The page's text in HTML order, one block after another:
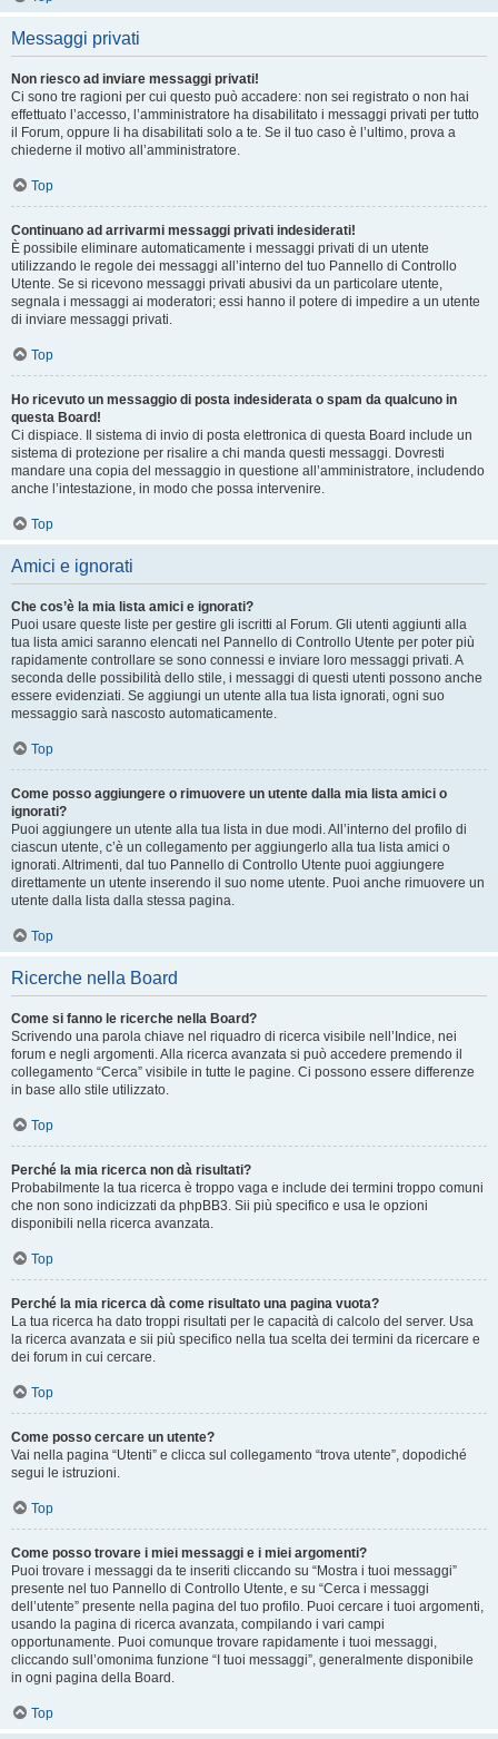
Messaggi privati
Non riesco ad inviare messaggi privati!
Ci sono tre ragioni per cui questo può accadere: non sei registrato o non hai
effettuato l’accesso, l’amministratore ha disabilitato i messaggi privati per tutto
il Forum, oppure li ha disabilitati solo a te. Se il tuo caso è l’ultimo, prova a
chiederne il motivo all’amministratore.
Top
Continuano ad arrivarmi messaggi privati indesiderati!
È possibile eliminare automaticamente i messaggi privati ​​di un utente
utilizzando le regole dei messaggi all’interno del tuo Pannello di Controllo
Utente. Se si ricevono messaggi privati ​​abusivi da un particolare utente,
segnala i messaggi ai moderatori; essi hanno il potere di impedire a un utente
di inviare messaggi privati​​.
Top
Ho ricevuto un messaggio di posta indesiderata o spam da qualcuno in
questa Board!
Ci dispiace. Il sistema di invio di posta elettronica di questa Board include un
sistema di protezione per risalire a chi manda questi messaggi. Dovresti
mandare una copia del messaggio in questione all’amministratore, includendo
anche l’intestazione, in modo che possa intervenire.
Top
Amici e ignorati
Che cos’è la mia lista amici e ignorati?
Puoi usare queste liste per gestire gli iscritti al Forum. Gli utenti aggiunti alla
tua lista amici saranno elencati nel Pannello di Controllo Utente per poter più
rapidamente controllare se sono connessi e inviare loro messaggi privati. A
seconda delle possibilità dello stile, i messaggi di questi utenti possono anche
essere evidenziati. Se aggiungi un utente alla tua lista ignorati, ogni suo
messaggio sarà nascosto automaticamente.
Top
Come posso aggiungere o rimuovere un utente dalla mia lista amici o
ignorati?
Puoi aggiungere un utente alla tua lista in due modi. All’interno del profilo di
ciascun utente, c’è un collegamento per aggiungerlo alla tua lista amici o
ignorati. Altrimenti, dal tuo Pannello di Controllo Utente puoi aggiungere
direttamente un utente inserendo il suo nome utente. Puoi anche rimuovere un
utente dalla lista dalla stessa pagina.
Top
Ricerche nella Board
Come si fanno le ricerche nella Board?
Scrivendo una parola chiave nel riquadro di ricerca visibile nell’Indice, nei
forum e negli argomenti. Alla ricerca avanzata si può accedere premendo il
collegamento “Cerca” visibile in tutte le pagine. Ci possono essere differenze
in base allo stile utilizzato.
Top
Perché la mia ricerca non dà risultati?
Probabilmente la tua ricerca è troppo vaga e include dei termini troppo comuni
che non sono indicizzati da phpBB3. Sii più specifico e usa le opzioni
disponibili nella ricerca avanzata.
Top
Perché la mia ricerca dà come risultato una pagina vuota?
La tua ricerca ha dato troppi risultati per le capacità di calcolo del server. Usa
la ricerca avanzata e sii più specifico nella tua scelta dei termini da ricercare e
dei forum in cui cercare.
Top
Come posso cercare un utente?
Vai nella pagina “Utenti” e clicca sul collegamento “trova utente”, dopodiché
segui le istruzioni.
Top
Come posso trovare i miei messaggi e i miei argomenti?
Puoi trovare i messaggi da te inseriti cliccando su “Mostra i tuoi messaggi”
presente nel tuo Pannello di Controllo Utente, e su “Cerca i messaggi
dell’utente” presente nella pagina del tuo profilo. Puoi cercare i tuoi argomenti,
usando la pagina di ricerca avanzata, compilando i vari campi
opportunamente. Puoi comunque trovare rapidamente i tuoi messaggi,
cliccando sull’omonima funzione “I tuoi messaggi”, generalmente disponibile
in ogni pagina della Board.
Top